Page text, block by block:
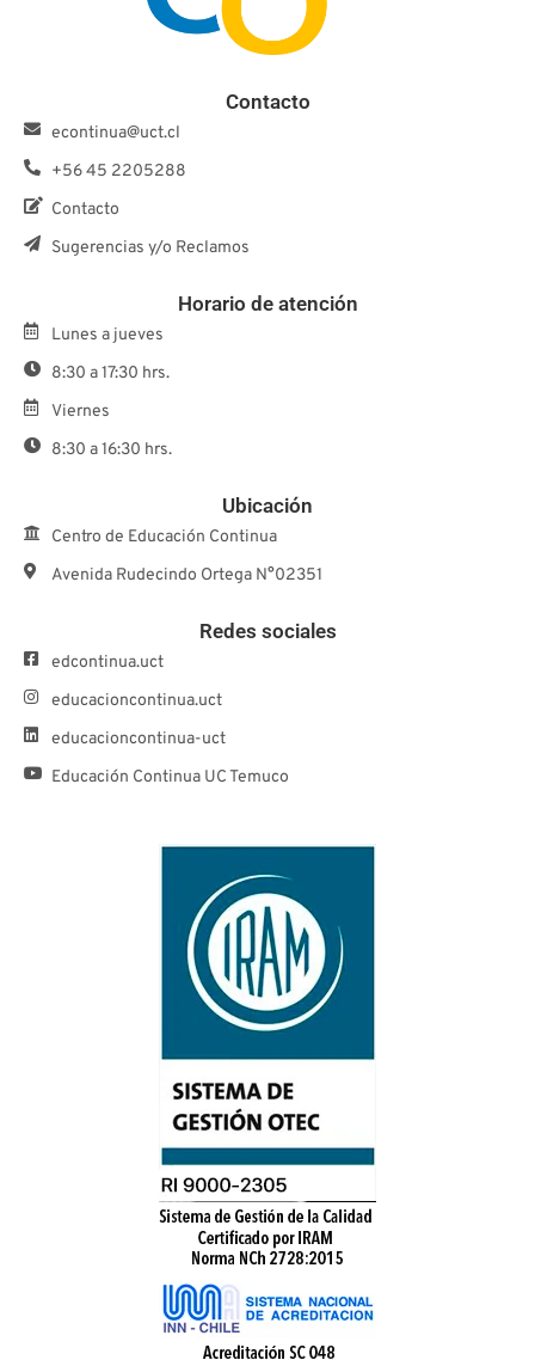
Contacto
econtinua@uct.cl
+56 45 2205288
Contacto
Sugerencias y/o Reclamos
Horario de atención
Lunes a jueves
8:30 a 17:30 hrs.
Viernes
8:30 a 16:30 hrs.
Ubicación
Centro de Educación Continua
Avenida Rudecindo Ortega N°02351
Redes sociales
edcontinua.uct
educacioncontinua.uct
educacioncontinua-uct
Educación Continua UC Temuco